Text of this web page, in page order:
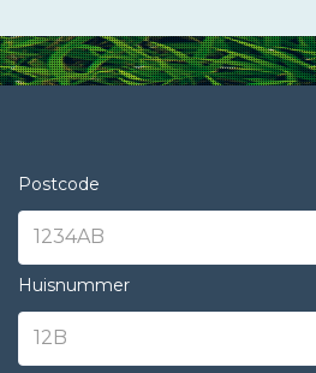
Postcode
Huisnummer